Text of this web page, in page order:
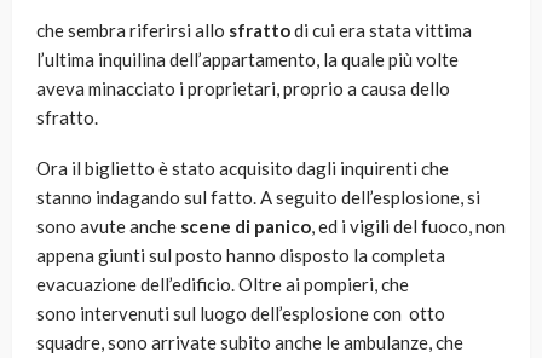
che sembra riferirsi allo sfrattodi cui era stata vittima
l’ultima inquilina dell’appartamento, la quale più volte
aveva minacciato i proprietari, proprio a causa dello
sfratto.
Ora il biglietto è stato acquisito dagli inquirenti che
stanno indagando sul fatto. A seguito dell’esplosione, si
sono avute anche scene di panico, ed i vigili del fuoco, non
appena giunti sul posto hanno disposto la completa
evacuazione dell’edificio. Oltre ai pompieri, che
sono intervenuti sul luogo dell’esplosione con otto
squadre, sono arrivate subito anche le ambulanze, che